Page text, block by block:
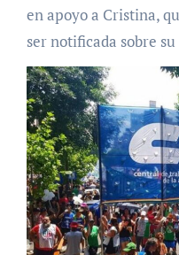
en apoyo a Cristina,
ser notificada sobre